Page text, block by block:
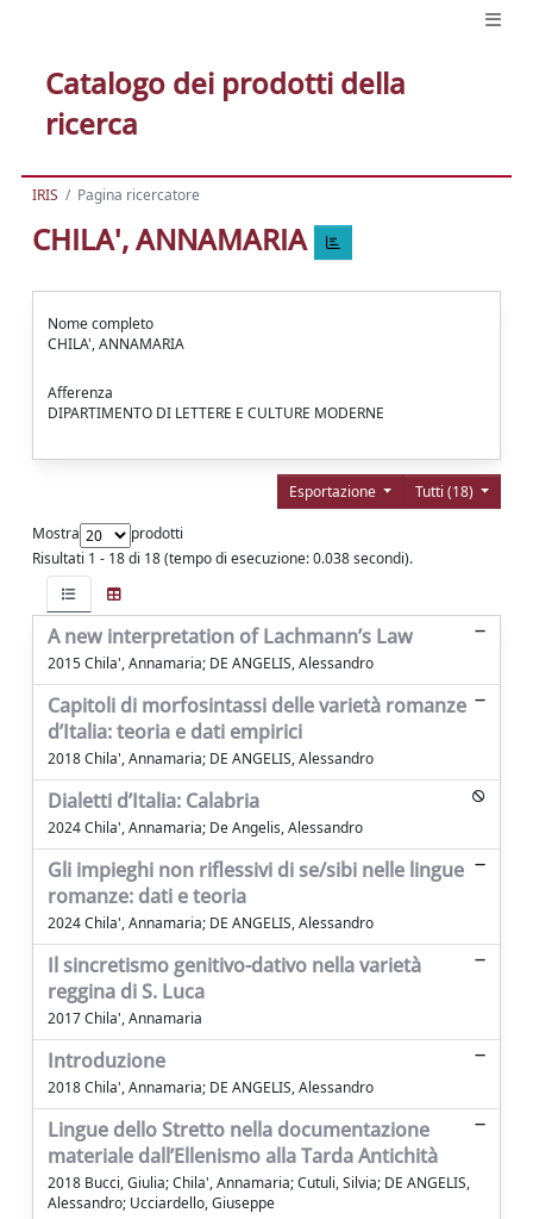
Catalogo dei prodotti della
ricerca
IRIS Pagina ricercatore
CHILA', ANNAMARIA
Nome completo
CHILA', ANNAMARIA
Afferenza
DIPARTIMENTO DI LETTERE E CULTURE MODERNE
Tutti (18)
Esportazione
Mostra
prodotti
Risultati 1 - 18 di 18 (tempo di esecuzione: 0.038 secondi).
A new interpretation of Lachmann’s Law
2015 Chila', Annamaria; DE ANGELIS, Alessandro
Capitoli di morfosintassi delle varietà romanze
d’Italia: teoria e dati empirici
2018 Chila', Annamaria; DE ANGELIS, Alessandro
Dialetti d’Italia: Calabria
2024 Chila', Annamaria; De Angelis, Alessandro
Gli impieghi non riflessivi di se/sibi nelle lingue
romanze: dati e teoria
2024 Chila', Annamaria; DE ANGELIS, Alessandro
Il sincretismo genitivo-dativo nella varietà
reggina di S. Luca
2017 Chila', Annamaria
Introduzione
2018 Chila', Annamaria; DE ANGELIS, Alessandro
Lingue dello Stretto nella documentazione
materiale dall’Ellenismo alla Tarda Antichità
2018 Bucci, Giulia; Chila', Annamaria; Cutuli, Silvia; DE ANGELIS,
Alessandro; Ucciardello, Giuseppe